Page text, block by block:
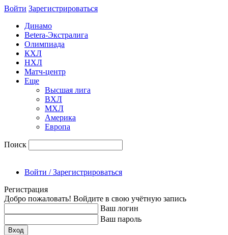
Войти Зарегиcтрироваться
Динамо
Betera-Экстралига
Олимпиада
КХЛ
НХЛ
Матч-центр
Еще
Высшая лига
ВХЛ
МХЛ
Америка
Европа
Поиск
Войти / Зарегистрироваться
Регистрация
Добро пожаловать! Войдите в свою учётную запись
Ваш логин
Ваш пароль